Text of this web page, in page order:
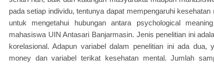
pada setiap individu, tentunya dapat mempengaruhi
untuk mengetahui hubungan antara psychological
mahasiswa UIN Antasari Banjarmasin. Jenis penelitian ini
korelasional. Adapun variabel dalam penelitian ini ada dua,
money dan variabel terikat kesehatan mental. Jumlah